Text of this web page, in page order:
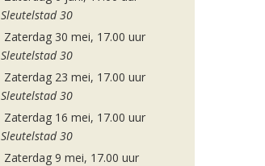
Sleutelstad 30
Zaterdag 30 mei, 17.00 uur
Sleutelstad 30
Zaterdag 23 mei, 17.00 uur
Sleutelstad 30
Zaterdag 16 mei, 17.00 uur
Sleutelstad 30
Zaterdag 9 mei, 17.00 uur